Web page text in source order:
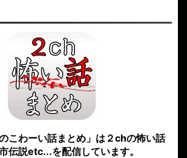
こわーい話まとめ」は２chの怖い話
伝説etc...を配信しています。